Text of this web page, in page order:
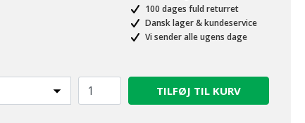
100 dages fuld returret
Dansk lager & kundeservice
Vi sender alle ugens dage
TILFØJ TIL KURV